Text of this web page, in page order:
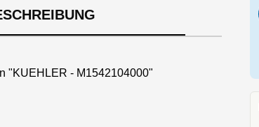
"KUEHLER - M1542104000"